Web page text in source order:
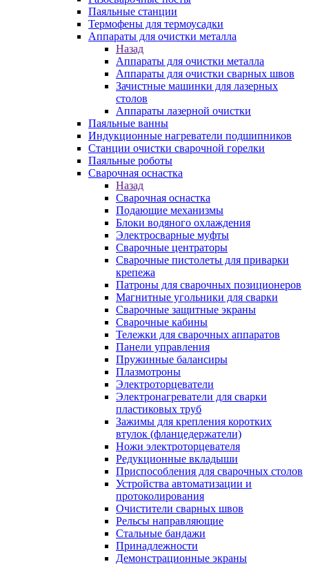
Паяльные станции
Термофены для термоусадки
Аппараты для очистки металла
Назад
Аппараты для очистки металла
Аппараты для очистки сварных швов
Зачистные машинки для лазерных
столов
Аппараты лазерной очистки
Паяльные ванны
Индукционные нагреватели подшипников
Станции очистки сварочной горелки
Паяльные роботы
Сварочная оснастка
Назад
Сварочная оснастка
Подающие механизмы
Блоки водяного охлаждения
Электросварные муфты
Сварочные центраторы
Сварочные пистолеты для приварки
крепежа
Патроны для сварочных позиционеров
Магнитные угольники для сварки
Сварочные защитные экраны
Сварочные кабины
Тележки для сварочных аппаратов
Панели управления
Пружинные балансиры
Плазмотроны
Электроторцеватели
Электронагреватели для сварки
пластиковых труб
Зажимы для крепления коротких
втулок (фланцедержатели)
Ножи электроторцевателя
Редукционные вкладыши
Приспособления для сварочных столов
Устройства автоматизации и
протоколирования
Очистители сварных швов
Рельсы направляющие
Стальные бандажи
Принадлежности
Демонстрационные экраны